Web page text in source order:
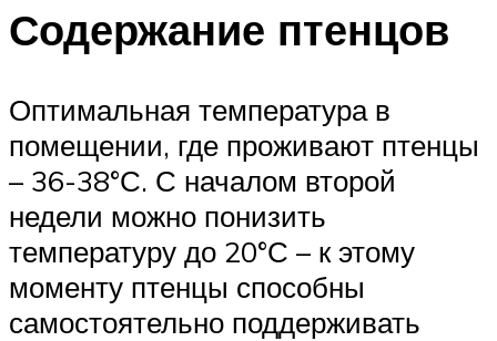
Содержание птенцов
Оптимальная температура в
помещении, где проживают птенцы
– 36-38°С. С началом второй
недели можно понизить
температуру до 20°С – к этому
моменту птенцы способны
самостоятельно поддерживать